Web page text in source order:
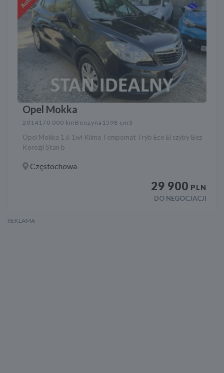
Opel Mokka
2014 170 000 km Benzyna 1598 cm3
Opel Mokka 1.6 1wł Klima Tempomat Tryb Eco El szyby Bez
Korozji Stan b
Częstochowa
29 900 PLN
DO NEGOCJACJI